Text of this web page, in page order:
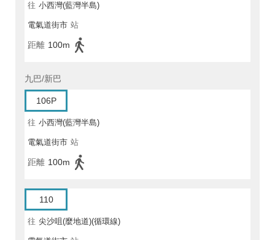
往 小西灣(藍灣半島)
電氣道街市 站
距離 100m
九巴/新巴
106P
往 小西灣(藍灣半島)
電氣道街市 站
距離 100m
110
往 尖沙咀(麼地道)(循環線)